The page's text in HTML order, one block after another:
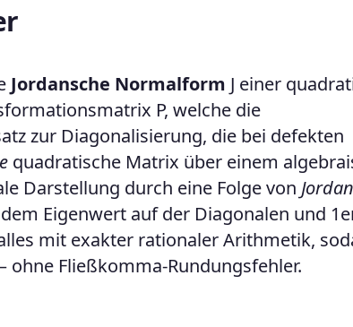
Jordansche Normalform J einer
P, welche die
zur Diagonalisierung, die bei defekten
quadratische Matrix über einem
Darstellung durch eine Folge von
Eigenwert auf der Diagonalen und
mit exakter rationaler Arithmetik,
Fließkomma-Rundungsfehler.